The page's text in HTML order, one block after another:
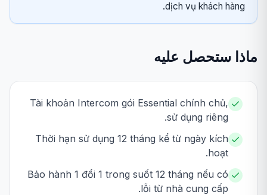
dịch vụ khách hàng.
ماذا ستحصل عليه
Tài khoản Intercom gói Essential chính chủ,
sử dụng riêng.
Thời hạn sử dụng 12 tháng kể từ ngày kích
hoạt.
Bảo hành 1 đổi 1 trong suốt 12 tháng nếu có
lỗi từ nhà cung cấp.